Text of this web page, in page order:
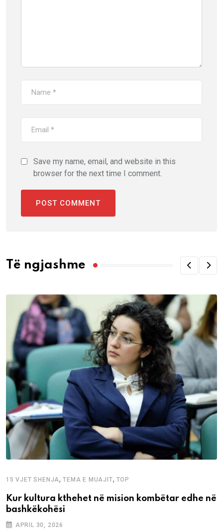
Save my name, email, and website in this
browser for the next time I comment.
Të ngjashme
15 VJET SHENJA,TEMA E MUAJIT, TOP
Kur kultura kthehet në mision kombëtar edhe në
bashkëkohësi
APRIL 30, 2026